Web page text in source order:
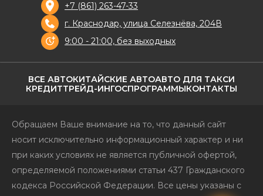
ВСЕ АВТОКИТАЙСКИЕ АВТОАВТО ДЛЯ ТАКСИ
КРЕДИТТРЕЙД-ИНГОСПРОГРАММЫКОНТАКТЫ
+7 (861) 263-47-33
г. Краснодар, улица Селезнёва, 204В
9:00 - 21:00, без выходных
Обращаем Ваше внимание на то, что данный сайт
носит исключительно информационный характер и ни
при каких условиях не является публичной офертой,
определяемой положениями статьи 437 Гражданского
кодекса Российской Федерации. Все цены указаны с